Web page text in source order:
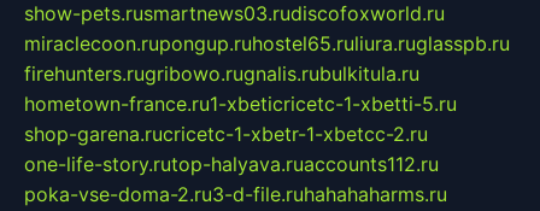
show-pets.rusmartnews03.rudiscofoxworld.ru
miraclecoon.rupongup.ruhostel65.ruliura.ruglasspb.ru
firehunters.rugribowo.rugnalis.rubulkitula.ru
hometown-france.ru1-xbeticricetc-1-xbetti-5.ru
shop-garena.rucricetc-1-xbetr-1-xbetcc-2.ru
one-life-story.rutop-halyava.ruaccounts112.ru
poka-vse-doma-2.ru3-d-file.ruhahahaharms.ru